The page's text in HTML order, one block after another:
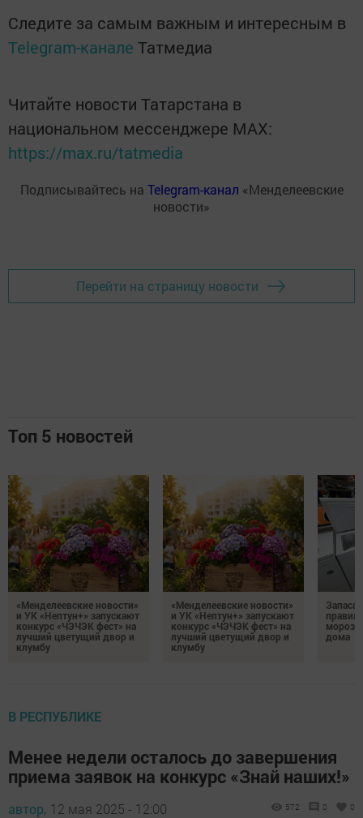
Следите за самым важным и интересным в
Telegram-канале Татмедиа
Читайте новости Татарстана в
национальном мессенджере MАХ:
https://max.ru/tatmedia
Подписывайтесь на Telegram-канал «Менделеевские
новости»
Перейти на страницу новости
Топ 5 новостей
«Менделеевские новости»
и УК «Нептун+» запускают
конкурс «ЧЭЧЭК фест» на
лучший цветущий двор и
клумбу
«Менделеевские новости»
и УК «Нептун+» запускают
конкурс «ЧЭЧЭК фест» на
лучший цветущий двор и
клумбу
дома
В РЕСПУБЛИКЕ
Менее недели осталось до завершения
приема заявок на конкурс «Знай наших!»
автор, 12 мая 2025 - 12:00 572 0 0